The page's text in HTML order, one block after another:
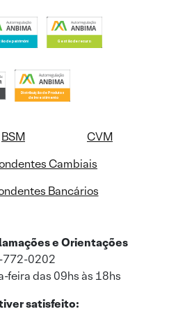
BSM
CVM
Cambiais
Bancários
e Orientações
0202
feira das 09hs às 18hs
satisfeito: